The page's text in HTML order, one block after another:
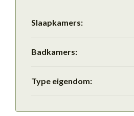
Slaapkamers:
Badkamers:
Type eigendom: